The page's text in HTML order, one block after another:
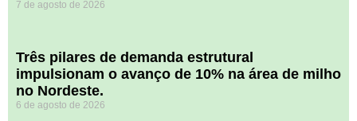
7 de agosto de 2026
​Três pilares de demanda estrutural
impulsionam o avanço de 10% na área de milho
no Nordeste.
6 de agosto de 2026